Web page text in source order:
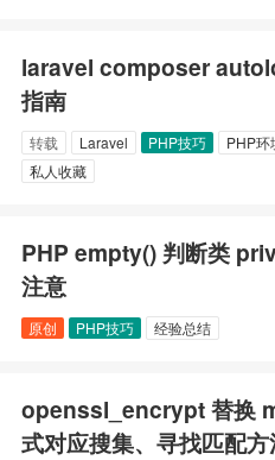
laravel composer
指南
转载 Laravel PHP技巧
PHP环
私人收藏
PHP empty() 判断类
注意
原创 PHP技巧 经验总结
openssl_encrypt 替换
式对应搜集、寻找匹配方